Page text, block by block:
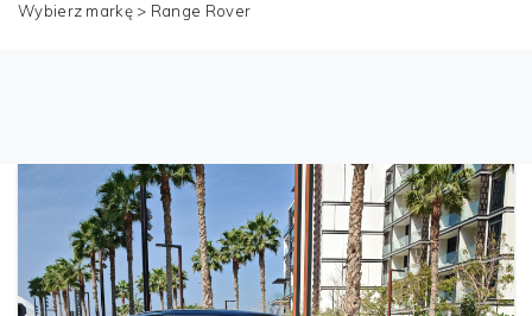
Wybierz markę > Range Rover